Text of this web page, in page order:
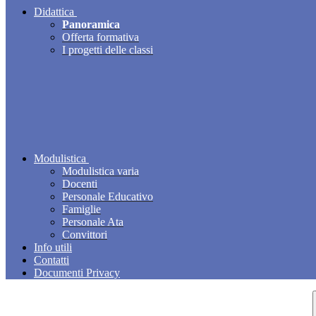
Didattica
Panoramica
Offerta formativa
I progetti delle classi
Modulistica
Modulistica varia
Docenti
Personale Educativo
Famiglie
Personale Ata
Convittori
Info utili
Contatti
Documenti Privacy